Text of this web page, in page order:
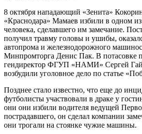
8 октября нападающий «Зенита»
«Краснодара» Мамаев избили в одном
человека, сделавшего им замечание.
получил травму головы и ушибы,
автопрома и железнодорожного
Минпромторга Денис Пак. В потасовке
гендиректор ФГУП «НАМИ» Сергей
возбудили уголовное дело по статье
Позднее стало известно, что еще до
футболисты участвовали в драке у
они они избили водителя ведущей
пострадавшего, он сделал компании
они трогали на стоянке чужие машины.